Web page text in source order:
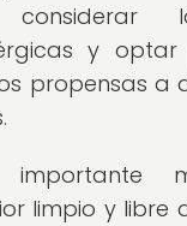
considerar
y optar
propensas a
importante
limpio y libre